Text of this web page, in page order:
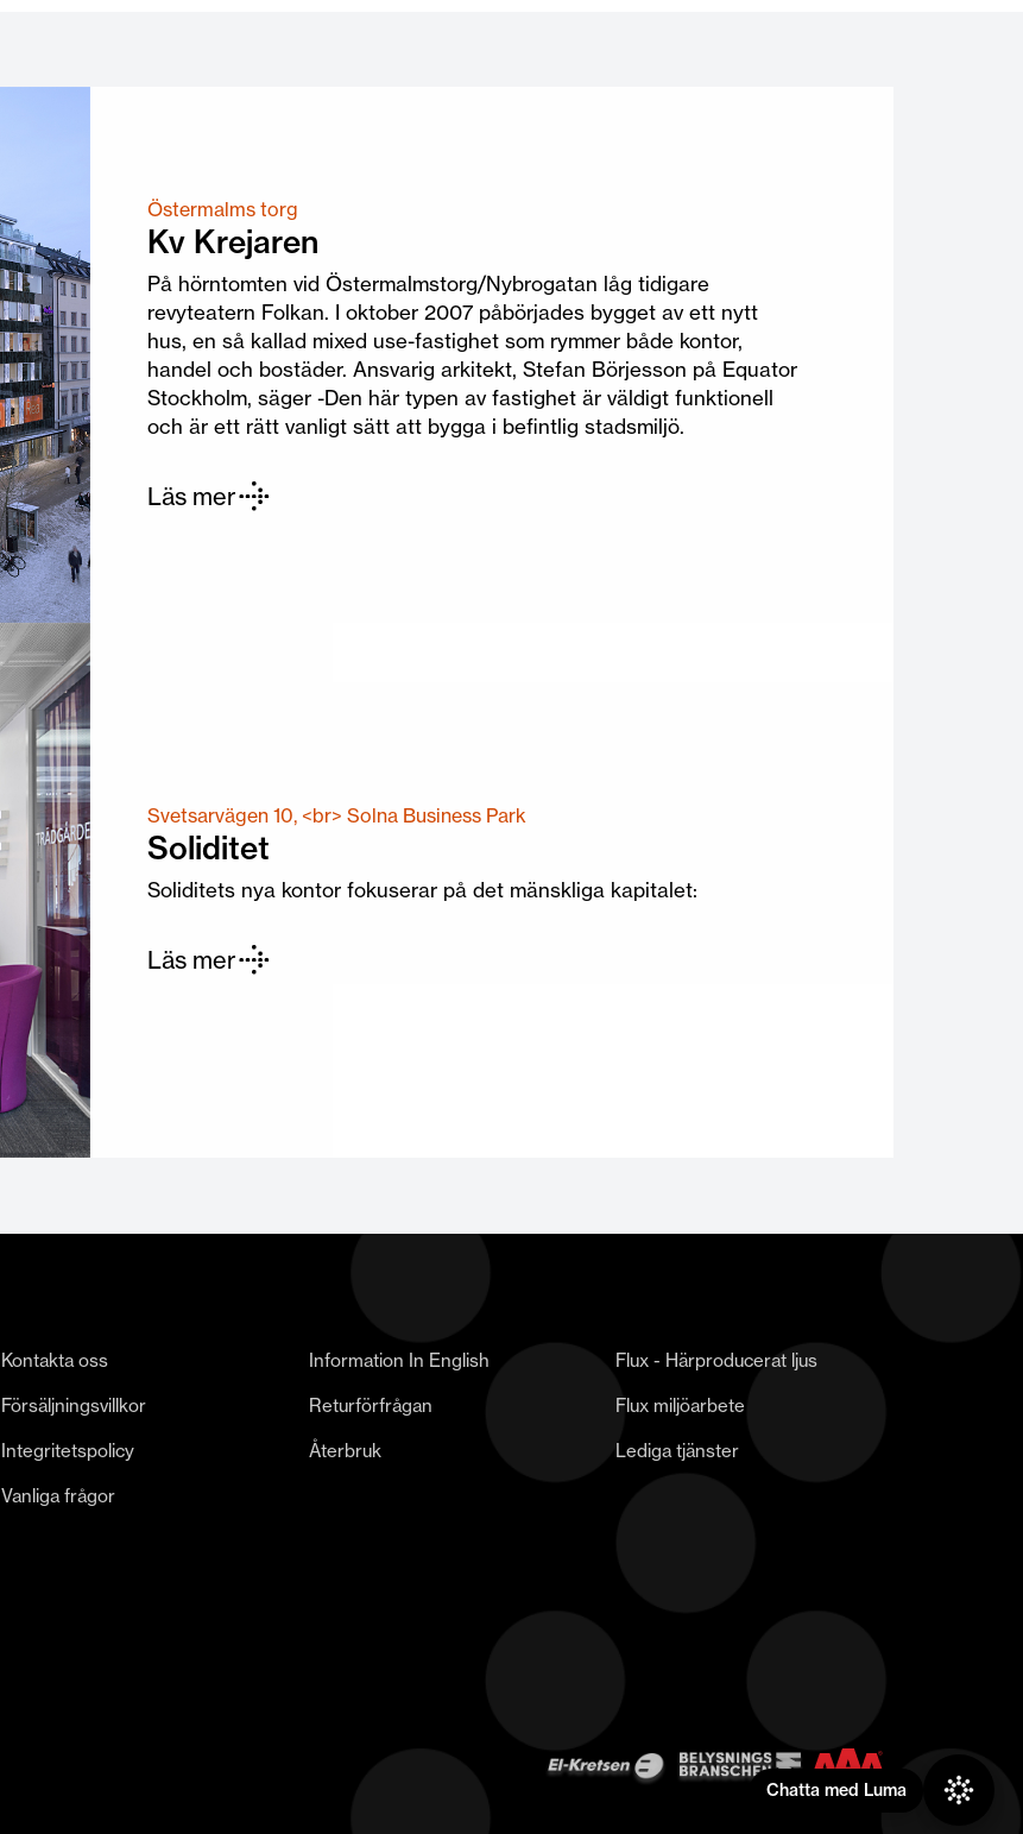
Chatta med Luma
Östermalms torg
Kv Krejaren
På hörntomten vid Östermalmstorg/Nybrogatan låg tidigare
revyteatern Folkan. I oktober 2007 påbörjades bygget av ett nytt
hus, en så kallad mixed use-fastighet som rymmer både kontor,
handel och bostäder. Ansvarig arkitekt, Stefan Börjesson på Equator
Stockholm, säger -Den här typen av fastighet är väldigt funktionell
och är ett rätt vanligt sätt att bygga i befintlig stadsmiljö.
Läs mer
Svetsarvägen 10, <br> Solna Business Park
Soliditet
Soliditets nya kontor fokuserar på det mänskliga kapitalet:
Läs mer
Kontakta oss Information In English
Flux - Härproducerat ljus
Försäljningsvillkor
Returförfrågan
Flux miljöarbete
Integritetspolicy
Återbruk
Lediga tjänster
Vanliga frågor